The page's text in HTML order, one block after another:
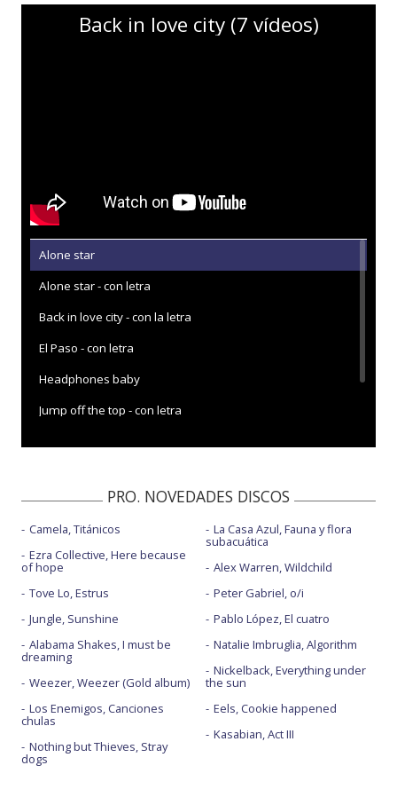
Back in love city (7 vídeos)
Alone star
Alone star - con letra
Back in love city - con la letra
El Paso - con letra
Headphones baby
Jump off the top - con letra
PRO. NOVEDADES DISCOS
Camela, Titánicos
Ezra Collective, Here because
of hope
Tove Lo, Estrus
Jungle, Sunshine
Alabama Shakes, I must be
dreaming
Weezer, Weezer (Gold album)
Los Enemigos, Canciones
chulas
Nothing but Thieves, Stray
dogs
La Casa Azul, Fauna y flora
subacuática
Alex Warren, Wildchild
Peter Gabriel, o/i
Pablo López, El cuatro
Natalie Imbruglia, Algorithm
Nickelback, Everything under
the sun
Eels, Cookie happened
Kasabian, Act III